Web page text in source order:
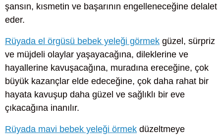
şansın, kısmetin ve başarının engelleneceğine delalet
eder.
Rüyada el örgüsü bebek yeleği görmek güzel, sürpriz
ve müjdeli olaylar yaşayacağına, dileklerine ve
hayallerine kavuşacağına, muradına ereceğine, çok
büyük kazançlar elde edeceğine, çok daha rahat bir
hayata kavuşup daha güzel ve sağlıklı bir eve
çıkacağına inanılır.
Rüyada mavi bebek yeleği örmek düzeltmeye